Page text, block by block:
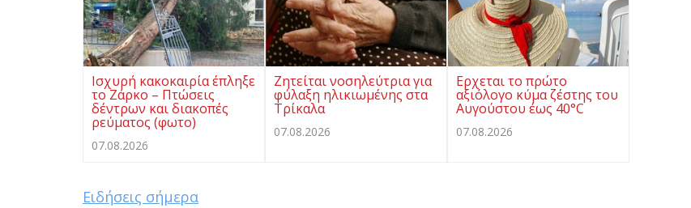
Ισχυρή κακοκαιρία έπληξε
το Ζάρκο – Πτώσεις
δέντρων και διακοπές
ρεύματος (φωτο)
07.08.2026
Ζητείται νοσηλεύτρια για
φύλαξη ηλικιωμένης στα
Τρίκαλα
07.08.2026
Ερχεται το πρώτο
αξιόλογο κύμα ζέστης του
Αυγούστου έως 40°C
07.08.2026
Ειδήσεις σήμερα